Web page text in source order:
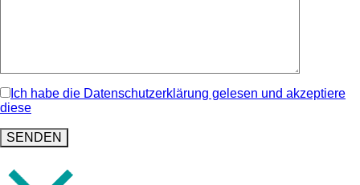
Ich habe die Datenschutzerklärung gelesen und akzeptiere
diese